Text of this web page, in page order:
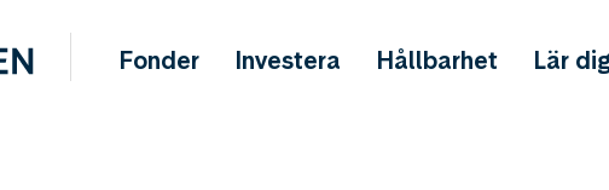
Fonder Investera Hållbarhet Lär